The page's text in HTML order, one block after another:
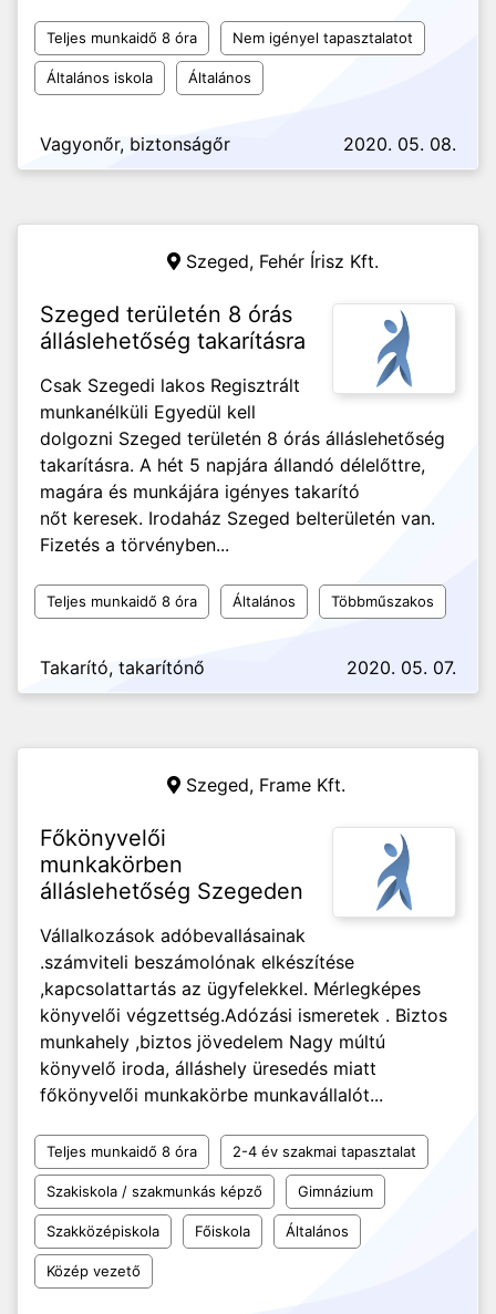
Teljes munkaidő 8 óra Nem igényel tapasztalatot
Általános iskola Általános
Vagyonőr, biztonságőr 2020. 05. 08.
Szeged, Fehér Írisz Kft.
Szeged területén 8 órás
álláslehetőség takarításra
Csak Szegedi lakos Regisztrált
munkanélküli Egyedül kell
dolgozni Szeged területén 8 órás álláslehetőség
takarításra. A hét 5 napjára állandó délelőttre,
magára és munkájára igényes takarító
nőt keresek. Irodaház Szeged belterületén van.
Fizetés a törvényben...
Teljes munkaidő 8 óra Általános Többműszakos
Takarító, takarítónő 2020. 05. 07.
Szeged, Frame Kft.
Főkönyvelői
munkakörben
álláslehetőség Szegeden
Vállalkozások adóbevallásainak
.számviteli beszámolónak elkészítése
,kapcsolattartás az ügyfelekkel. Mérlegképes
könyvelői végzettség.Adózási ismeretek . Biztos
munkahely ,biztos jövedelem Nagy múltú
könyvelő iroda, álláshely üresedés miatt
főkönyvelői munkakörbe munkavállalót...
Teljes munkaidő 8 óra 2-4 év szakmai tapasztalat
Szakiskola / szakmunkás képző Gimnázium
Szakközépiskola Főiskola Általános
Közép vezető